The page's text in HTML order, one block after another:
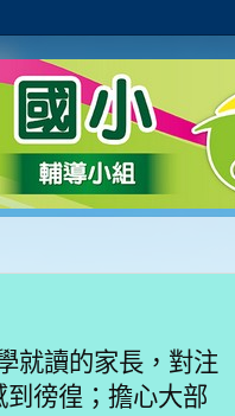
就讀的家長，對注
徬徨；擔心大部